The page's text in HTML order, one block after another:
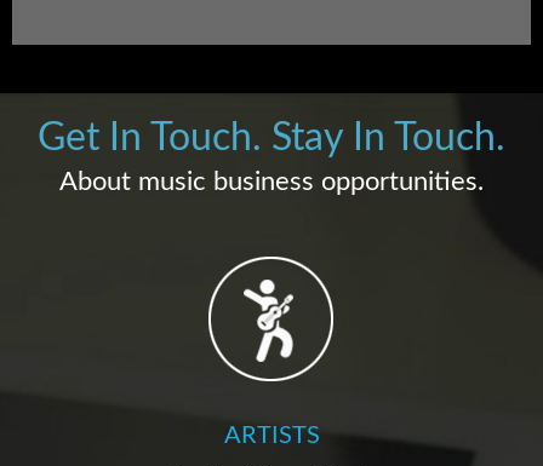
Get In Touch. Stay In Touch.
About music business opportunities.
ARTISTS